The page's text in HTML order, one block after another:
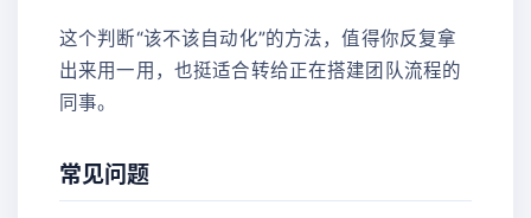
这个判断“该不该自动化”的方法，值得你反复拿
出来用一用，也挺适合转给正在搭建团队流程的
同事。
常见问题